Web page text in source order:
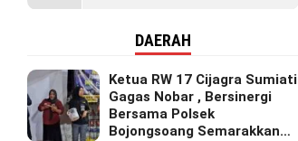
DAERAH
Ketua RW 17 Cijagra Sumiati
Gagas Nobar , Bersinergi
Bersama Polsek
Bojongsoang Semarakkan